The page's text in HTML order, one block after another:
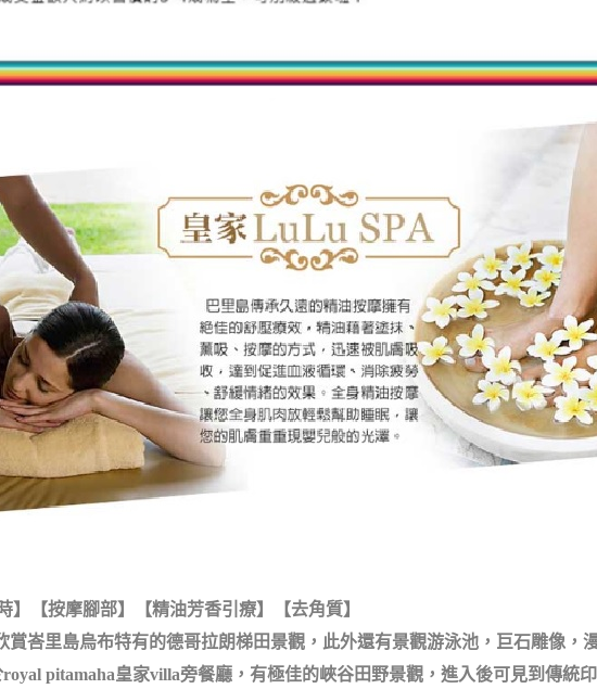
】【按摩腳部】【精油芳香引療】【去角質】
賞峇里島烏布特有的德哥拉朗梯田景觀，此外還有景觀游泳池，巨石雕像，
pitamaha皇家villa旁餐廳，有極佳的峽谷田野景觀，進入後可見到傳統